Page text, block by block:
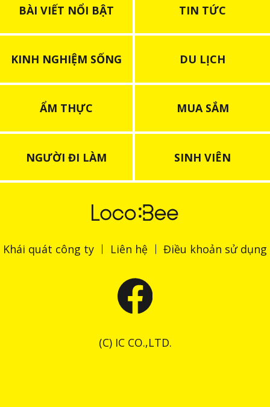
BÀI VIẾT NỔI BẬT TIN TỨC
KINH NGHIỆM SỐNG DU LỊCH
ẨM THỰC MUA SẮM
NGƯỜI ĐI LÀM SINH VIÊN
Khái quát công ty Liên hệ Điều khoản sử dụng
(C) IC CO.,LTD.